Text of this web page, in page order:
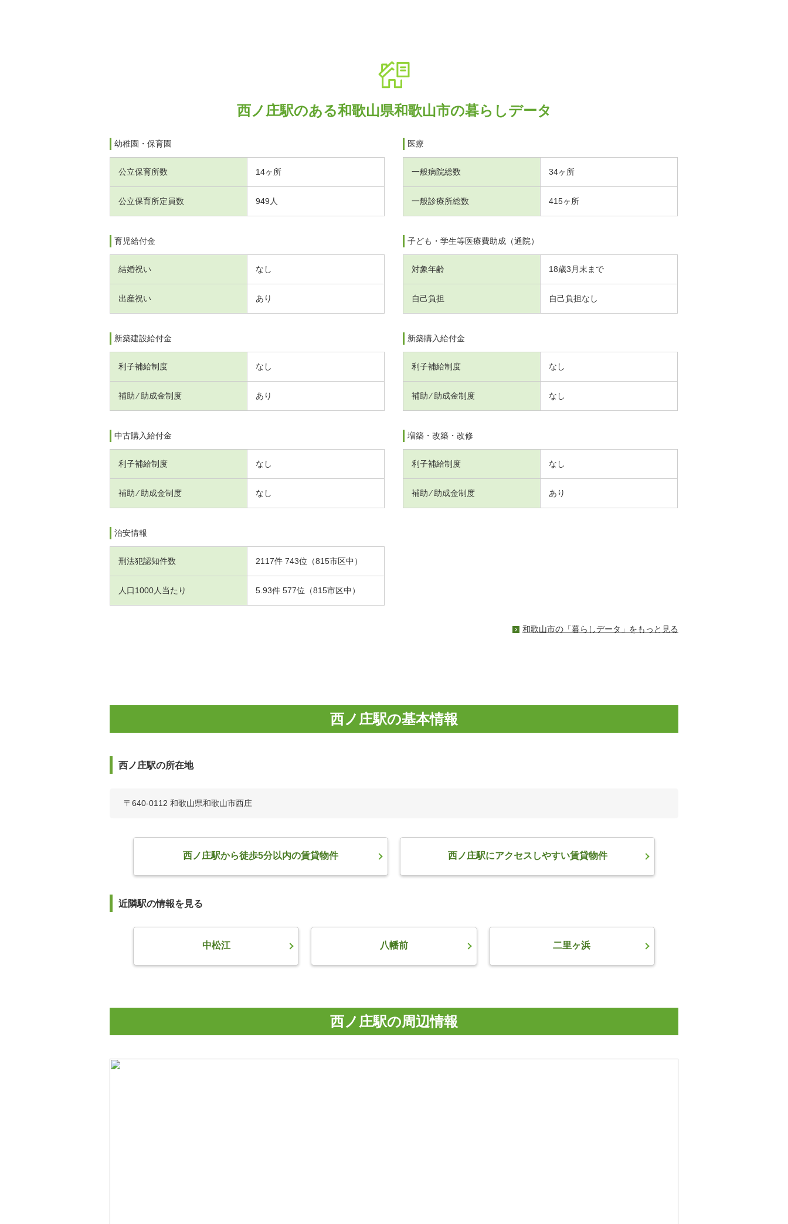
西ノ庄駅のある和歌山県和歌山市の暮らしデータ
幼稚園・保育園
公立保育所数 14ヶ所
公立保育所定員数 949人
医療
一般病院総数 34ヶ所
一般診療所総数 415ヶ所
育児給付金
結婚祝い なし
出産祝い あり
子ども・学生等医療費助成（通院）
対象年齢 18歳3月末まで
自己負担 自己負担なし
新築建設給付金
利子補給制度 なし
補助 ⁄ 助成金制度 あり
新築購入給付金
利子補給制度 なし
補助 ⁄ 助成金制度 なし
中古購入給付金
利子補給制度 なし
補助 ⁄ 助成金制度 なし
増築・改築・改修
利子補給制度 なし
補助 ⁄ 助成金制度 あり
治安情報
刑法犯認知件数 2117件 743位（815市区中）
人口1000人当たり 5.93件 577位（815市区中）
和歌山市の「暮らしデータ」をもっと見る
西ノ庄駅の基本情報
西ノ庄駅の所在地
〒640-0112 和歌山県和歌山市西庄
西ノ庄駅から徒歩5分以内の賃貸物件 西ノ庄駅にアクセスしやすい賃貸物件
近隣駅の情報を見る
中松江 八幡前 二里ヶ浜
西ノ庄駅の周辺情報